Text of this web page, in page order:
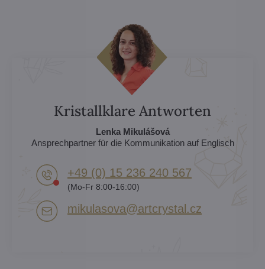
Kristallklare Antworten
Lenka Mikulášová
Ansprechpartner für die Kommunikation auf Englisch
+49 (0) 15 236 240 567
(Mo-Fr 8:00-16:00)
mikulasova​@artcrystal​.cz